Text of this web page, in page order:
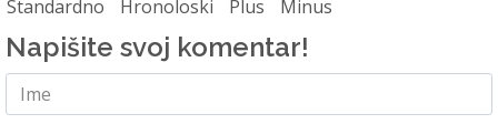
Standardno Hronoloski Plus Minus
Napišite svoj komentar!